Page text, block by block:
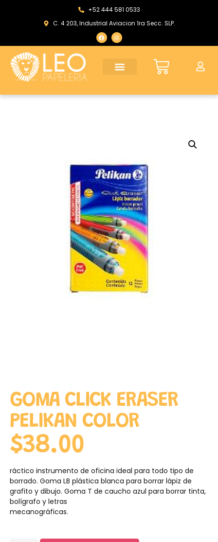
+52 444 581 0533
C. 4 203, Industrial Aviacion 1ra Secc. SLP.
GOMA CLICK ERASER
PELIKAN COLOR
$38.00
ráctico instrumento de oficina ideal para todo tipo de
borrado. Goma LB plástica blanca para borrar lápiz de
grafito y dibujo. Goma T de caucho azul para borrar tinta,
bolígrafo y letras
mecanográficas.